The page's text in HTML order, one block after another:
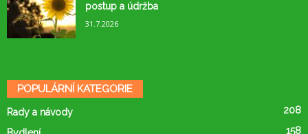
postup a údržba
31.7.2026
POPULÁRNÍ KATEGORIE
Rady a návody 208
158